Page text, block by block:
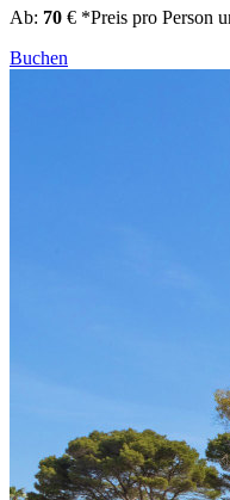
Ab: 70 € *Preis pro Person
Buchen